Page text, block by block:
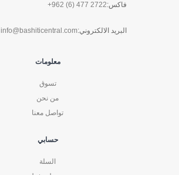
فاكس:+962 (6) 477 2722
البريد الالكتروني:info@bashiticentral.com
معلومات
تسوق
من نحن
تواصل معنا
حسابي
السلة